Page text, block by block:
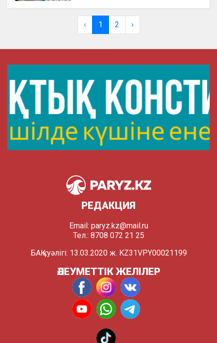
‹ 1 2 ›
РЕДАКЦИЯ
Email: paryz.kz@mail.ru
Тел.: 8708 072 21 25
БАҚ куәлігі: 13.03.2020 ж. KZ31VPY00021199
ӘЛЕУМЕТТІК ЖЕЛІЛЕР